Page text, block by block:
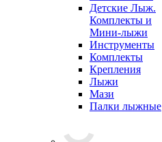
Детские Лыж.
Комплекты и
Мини-лыжи
Инструменты
Комплекты
Крепления
Лыжи
Мази
Палки лыжные